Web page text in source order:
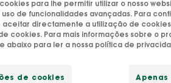
1: Identificar
cabelo.
se torna excessiva (ou
para lhe permitir utilizar o nosso
de funcionalidades avançadas. Para
aceitar directamente a utilização de
cookies. Para mais informações sobre o
abaixo para ler a nossa política de
de cookies